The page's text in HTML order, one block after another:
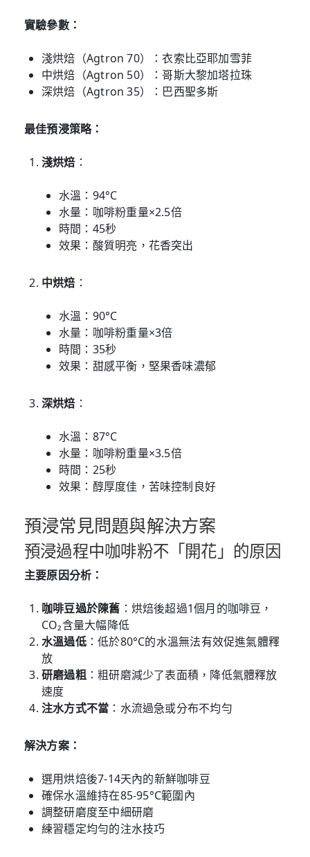
實驗參數：
淺烘焙（Agtron 70）：衣索比亞耶加雪菲
中烘焙（Agtron 50）：哥斯大黎加塔拉珠
深烘焙（Agtron 35）：巴西聖多斯
最佳預浸策略：
淺烘焙 ：
水溫：94°C
水量：咖啡粉重量×2.5倍
時間：45秒
效果：酸質明亮，花香突出
中烘焙 ：
水溫：90°C
水量：咖啡粉重量×3倍
時間：35秒
效果：甜感平衡，堅果香味濃郁
深烘焙 ：
水溫：87°C
水量：咖啡粉重量×3.5倍
時間：25秒
效果：醇厚度佳，苦味控制良好
預浸常見問題與解決方案
預浸過程中咖啡粉不「開花」的原因
主要原因分析：
咖啡豆過於陳舊 ：烘焙後超過1個月的咖啡豆，
CO₂含量大幅降低
水溫過低：低於80°C的水溫無法有效促進氣體釋
放
研磨過粗：粗研磨減少了表面積，降低氣體釋放
速度
注水方式不當 ：水流過急或分布不均勻
解決方案：
選用烘焙後7-14天內的新鮮咖啡豆
確保水溫維持在85-95°C範圍內
調整研磨度至中細研磨
練習穩定均勻的注水技巧